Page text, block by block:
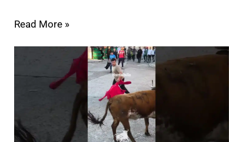
Read More »